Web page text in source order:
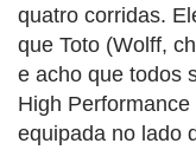
quatro corridas.
que Toto (Wolff,
e acho que todos
High
equipada no lado